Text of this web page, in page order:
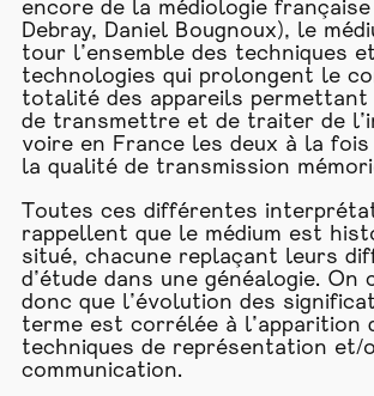
encore de la médiologie française
Debray, Daniel Bougnoux), le
tour l’ensemble des techniques et
technologies qui prolongent le
totalité des appareils permettant
de transmettre et de traiter de
voire en France les deux à la
la qualité de transmission
Toutes ces différentes
rappellent que le médium est
situé, chacune replaçant leurs
d’étude dans une généalogie. On
donc que l’évolution des
terme est corrélée à l’apparition
techniques de représentation et/
communication.